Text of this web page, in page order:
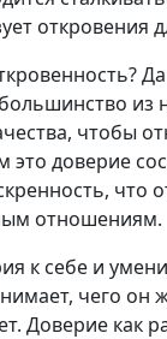
откровения
из
чтобы
это доверие
отношениям.
к себе и
чего
Доверие как